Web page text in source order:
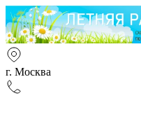
г. Москва